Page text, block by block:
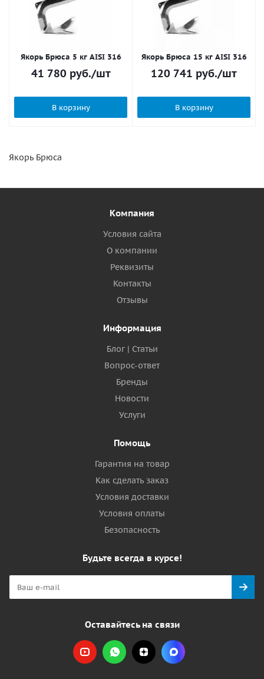
Якорь Брюса 5 кг AISI 316
41 780 руб./шт
В корзину
Якорь Брюса 15 кг AISI 316
120 741 руб./шт
В корзину
Якорь Брюса
Компания
Условия сайта
О компании
Реквизиты
Контакты
Отзывы
Информация
Блог | Статьи
Вопрос-ответ
Бренды
Новости
Услуги
Помощь
Гарантия на товар
Как сделать заказ
Условия доставки
Условия оплаты
Безопасность
Будьте всегда в курсе!
Оставайтесь на связи